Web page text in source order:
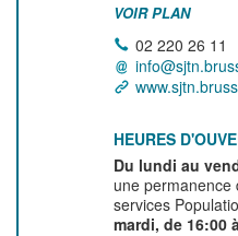
VOIR PLAN
02 220 26 11
HEURES
Du lundi au
une permanence
services
mardi, de 16:00